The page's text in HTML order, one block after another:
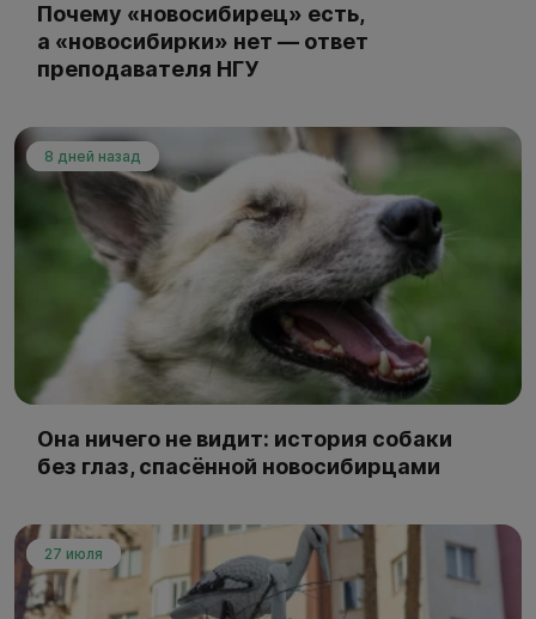
Почему «новосибирец» есть,
а «новосибирки» нет — ответ
преподавателя НГУ
8 дней назад
Она ничего не видит: история собаки
без глаз, спасённой новосибирцами
27 июля